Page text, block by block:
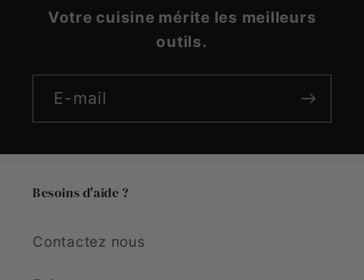
Votre cuisine mérite les meilleurs
outils.
E-mail
Besoins d'aide ?
Contactez nous